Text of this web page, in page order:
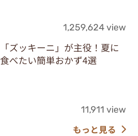
1,259,624 view
「ズッキーニ」が主役！夏に
食べたい簡単おかず4選
11,911 view
もっと見る